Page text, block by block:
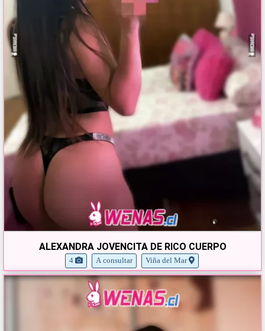
ALEXANDRA JOVENCITA DE RICO CUERPO
4 A consultar Viña del Mar